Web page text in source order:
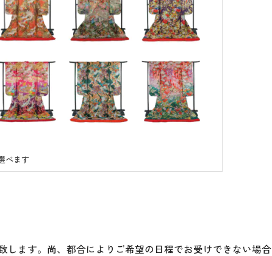
べます
ます。尚、都合によりご希望の日程でお受けできない場合